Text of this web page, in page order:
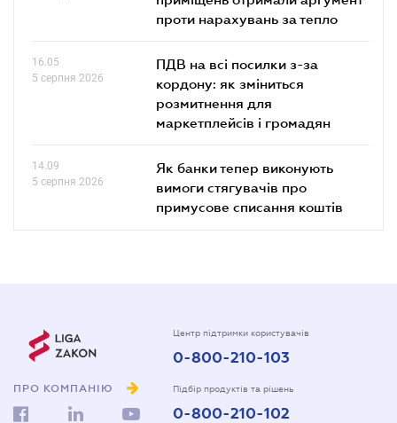
проти нарахувань за тепло
16.05
5 серпня 2026
ПДВ на всі посилки з-за
кордону: як зміниться
розмитнення для
маркетплейсів і громадян
14.09
5 серпня 2026
Як банки тепер виконують
вимоги стягувачів про
примусове списання коштів
ПРО КОМПАНІЮ
Центр підтримки користувачів
0-800-210-103
Підбір продуктів та рішень
0-800-210-102